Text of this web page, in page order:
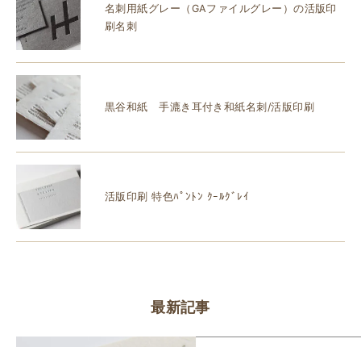
名刺用紙グレー（GAファイルグレー）の活版印
刷名刺
黒谷和紙 手漉き耳付き和紙名刺/活版印刷
活版印刷 特色ﾊﾟﾝﾄﾝ ｸｰﾙｸﾞﾚｲ
最新記事